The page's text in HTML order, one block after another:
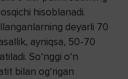
hisoblanadi.
deyarli 70
ayniqsa, 50-70
So‘nggi o‘n
bilan og‘rigan